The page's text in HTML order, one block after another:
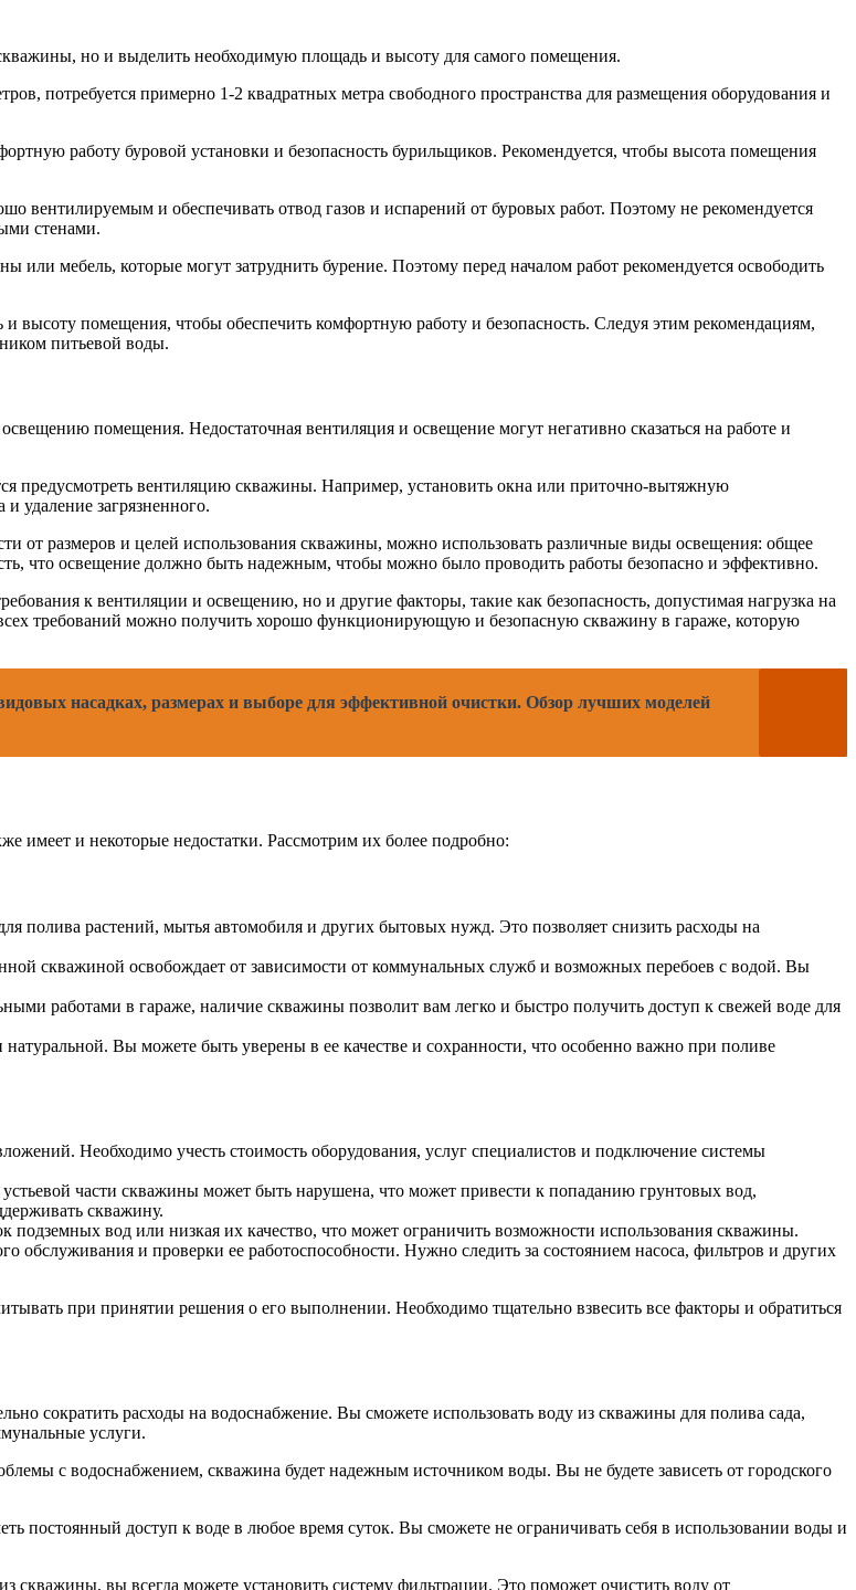
но и выделить необходимую площадь и высоту для самого помещения.
потребуется примерно 1-2 квадратных метра свободного пространства для размещения оборудования и
работу буровой установки и безопасность бурильщиков. Рекомендуется, чтобы высота помещения
вентилируемым и обеспечивать отвод газов и испарений от буровых работ. Поэтому не рекомендуется
стенами.
мебель, которые могут затруднить бурение. Поэтому перед началом работ рекомендуется освободить
помещения, чтобы обеспечить комфортную работу и безопасность. Следуя этим рекомендациям,
питьевой воды.
помещения. Недостаточная вентиляция и освещение могут негативно сказаться на работе и
предусмотреть вентиляцию скважины. Например, установить окна или приточно-вытяжную
удаление загрязненного.
от размеров и целей использования скважины, можно использовать различные виды освещения: общее
что освещение должно быть надежным, чтобы можно было проводить работы безопасно и эффективно.
к вентиляции и освещению, но и другие факторы, такие как безопасность, допустимая нагрузка на
требований можно получить хорошо функционирующую и безопасную скважину в гараже, которую
насадках, размерах и выборе для эффективной очистки. Обзор лучших моделей
имеет и некоторые недостатки. Рассмотрим их более подробно:
полива растений, мытья автомобиля и других бытовых нужд. Это позволяет снизить расходы на
скважиной освобождает от зависимости от коммунальных служб и возможных перебоев с водой. Вы
работами в гараже, наличие скважины позволит вам легко и быстро получить доступ к свежей воде для
Вы можете быть уверены в ее качестве и сохранности, что особенно важно при поливе
Необходимо учесть стоимость оборудования, услуг специалистов и подключение системы
устьевой части скважины может быть нарушена, что может привести к попаданию грунтовых вод,
скважину.
подземных вод или низкая их качество, что может ограничить возможности использования скважины.
обслуживания и проверки ее работоспособности. Нужно следить за состоянием насоса, фильтров и других
при принятии решения о его выполнении. Необходимо тщательно взвесить все факторы и обратиться
сократить расходы на водоснабжение. Вы сможете использовать воду из скважины для полива сада,
услуги.
с водоснабжением, скважина будет надежным источником воды. Вы не будете зависеть от городского
постоянный доступ к воде в любое время суток. Вы сможете не ограничивать себя в использовании воды и
скважины, вы всегда можете установить систему фильтрации. Это поможет очистить воду от